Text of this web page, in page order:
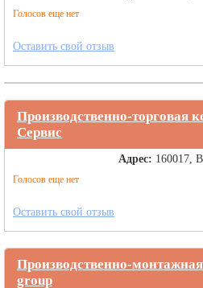
Голосов еще нет
Оставить свой отзыв
Производственно-торговая
Сервис
Голосов еще нет
Адрес: 160017,
Оставить свой отзыв
Производственно-
group